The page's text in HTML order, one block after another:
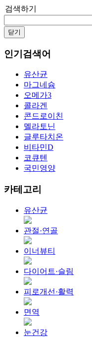
검색하기
닫기
인기검색어
유산균
마그네슘
오메가3
콜라겐
콘드로이친
멜라토닌
글루타치온
비타민D
코큐텐
국민영양
카테고리
유산균
관절·연골
이너뷰티
다이어트·슬림
피로개선·활력
면역
눈건강